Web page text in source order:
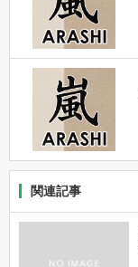
関連記事